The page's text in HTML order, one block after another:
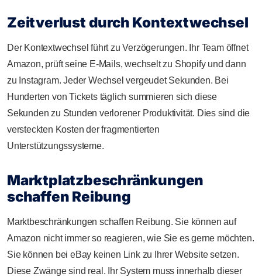
Zeitverlust durch Kontextwechsel
Der Kontextwechsel führt zu Verzögerungen. Ihr Team öffnet
Amazon, prüft seine E-Mails, wechselt zu Shopify und dann
zu Instagram. Jeder Wechsel vergeudet Sekunden. Bei
Hunderten von Tickets täglich summieren sich diese
Sekunden zu Stunden verlorener Produktivität. Dies sind die
versteckten Kosten der fragmentierten
Unterstützungssysteme.
Marktplatzbeschränkungen
schaffen Reibung
Marktbeschränkungen schaffen Reibung. Sie können auf
Amazon nicht immer so reagieren, wie Sie es gerne möchten.
Sie können bei eBay keinen Link zu Ihrer Website setzen.
Diese Zwänge sind real. Ihr System muss innerhalb dieser